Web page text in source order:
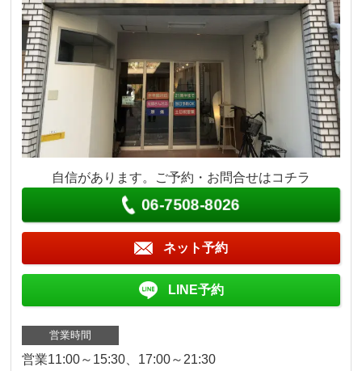
自信があります。ご予約・お問合せはコチラ
06-7508-8026
ネット予約
LINE予約
営業時間
営業11:00～15:30、17:00～21:30